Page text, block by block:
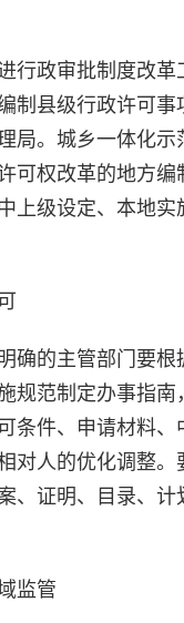
行政审批制度改
制县级行政许可
局。城乡一体化
可权改革的地方
上级设定、本地
确的主管部门要
规范制定办事指
条件、申请材料
对人的优化调整
、证明、目录、
监管